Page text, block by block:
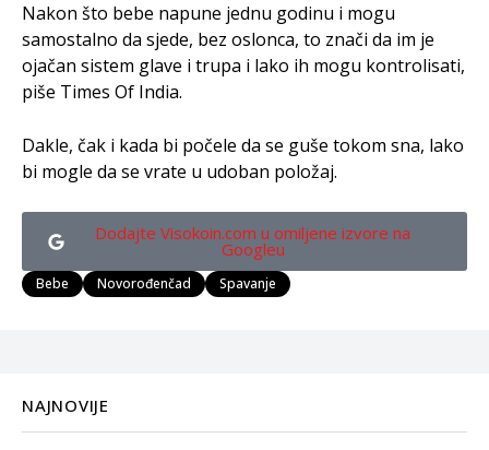
Nakon što bebe napune jednu godinu i mogu
samostalno da sjede, bez oslonca, to znači da im je
ojačan sistem glave i trupa i lako ih mogu kontrolisati,
piše Times Of India.
Dakle, čak i kada bi počele da se guše tokom sna, lako
bi mogle da se vrate u udoban položaj.
Dodajte Visokoin.com u omiljene izvore na
Googleu
Bebe Novorođenčad Spavanje
NAJNOVIJE